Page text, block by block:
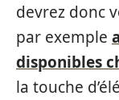
devrez donc
par exemple
disponibles
la touche